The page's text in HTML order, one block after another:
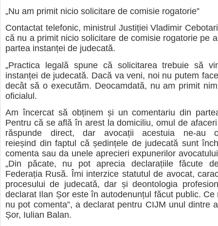
„Nu am primit nicio solicitare de comisie rogatorie”
Contactat telefonic, ministrul Justiției Vladimir
că nu a primit nicio solicitare de comisie rogatorie pe
partea instanței de judecată.
„Practica legală spune că solicitarea trebuie să
instanței de judecată. Dacă va veni, noi nu putem
decât să o executăm. Deocamdată, nu am primit
oficialul.
Am încercat să obținem și un comentariu din
Pentru că se află în arest la domiciliu, omul de
răspunde direct, dar avocații acestuia ne-au
reieșind din faptul că ședințele de judecată sunt
comenta sau da unele aprecieri expunerilor
„Din păcate, nu pot aprecia declarațiile făcute
Federația Rusă. Îmi interzice statutul de avocat,
procesului de judecată, dar și deontologia
declarat Ilan Șor este în autodenunțul făcut public. Ce
nu pot comenta”, a declarat pentru CIJM unul dintre
Șor, Iulian Balan.